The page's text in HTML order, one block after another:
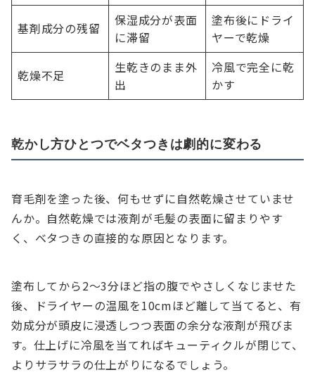
基剤成分の残留
保湿成分が表面
に滞留
塗布後にドライ
ヤーで乾燥
乾燥不足
生乾きのまま外
出
冷風で完全に乾
かす
乾かし方ひとつでベタつきは劇的に変わる
育毛剤を塗った後、何もせずに自然乾燥させていませ
んか。自然乾燥では液剤が毛髪の表面に留まりやす
く、ベタつきの直接的な原因となります。
塗布してから2〜3分ほど指の腹でやさしくなじませた
後、ドライヤーの温風を10cmほど離して当てると、有
効成分が頭皮に浸透しつつ表面の余分な液剤が飛びま
す。仕上げに冷風を当てればキューティクルが閉じて、
よりサラサラの仕上がりになるでしょう。